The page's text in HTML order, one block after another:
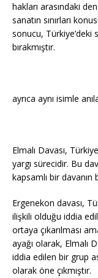
hakları arasındaki
sanatın sınırları
sonucu, Türkiye’deki
bırakmıştır.
ayrıca aynı isimle
Elmalı Davası,
yargı sürecidir. Bu
kapsamlı bir davanın
Ergenekon davası,
ilişkili olduğu iddia
ortaya çıkarılması
ayağı olarak, Elmalı
iddia edilen bir grup
olarak öne çıkmıştır.